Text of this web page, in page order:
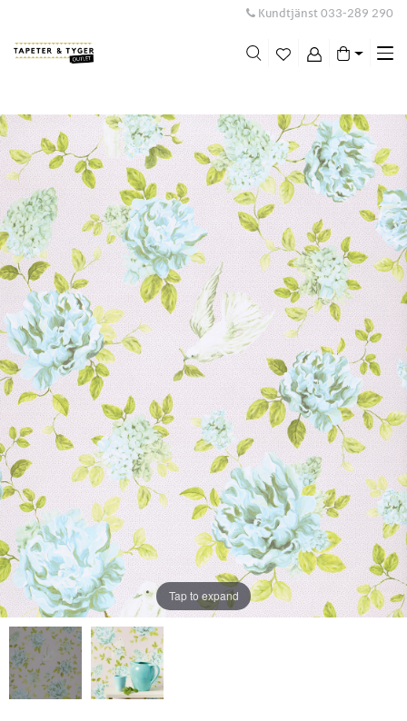
Kundtjänst 033-289 290
Tap to expand